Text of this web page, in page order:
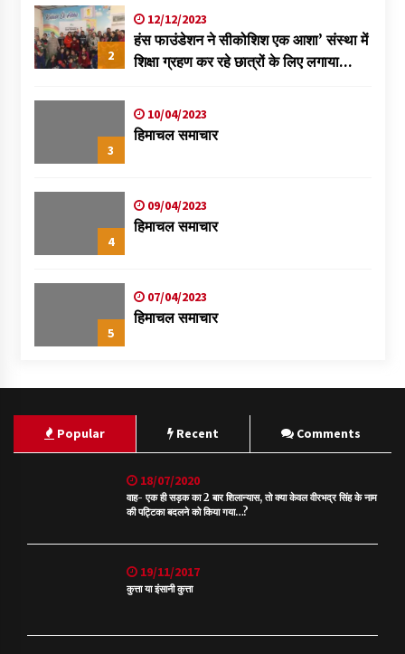
2
12/12/2023
हंस फाउंडेशन ने सीकोशिश एक आशा’ संस्था में
शिक्षा ग्रहण कर रहे छात्रों के लिए लगाया
3
10/04/2023
हिमाचल समाचार
4
09/04/2023
हिमाचल समाचार
5
07/04/2023
हिमाचल समाचार
Popular Recent Comments
18/07/2020
वाह- एक ही सड़क का 2 बार शिलान्यास, तो क्या केवल वीरभद्र सिंह के नाम
की पट्टिका बदलने को किया गया…?
19/11/2017
कुत्ता या इंसानी कुत्ता